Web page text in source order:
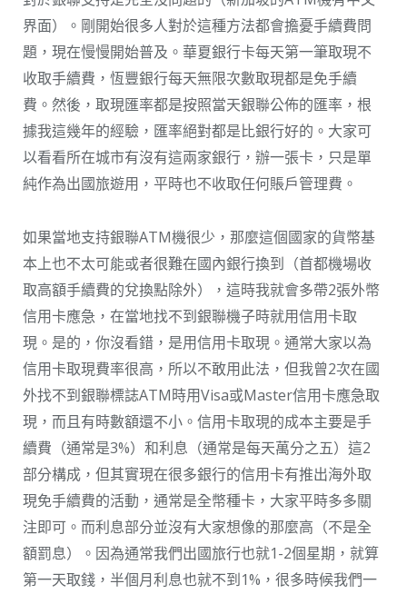
界面）。剛開始很多人對於這種方法都會擔憂手續費問
題，現在慢慢開始普及。華夏銀行卡每天第一筆取現不
收取手續費，恆豐銀行每天無限次數取現都是免手續
費。然後，取現匯率都是按照當天銀聯公佈的匯率，根
據我這幾年的經驗，匯率絕對都是比銀行好的。大家可
以看看所在城市有沒有這兩家銀行，辦一張卡，只是單
純作為出國旅遊用，平時也不收取任何賬戶管理費。
如果當地支持銀聯ATM機很少，那麼這個國家的貨幣基
本上也不太可能或者很難在國內銀行換到（首都機場收
取高額手續費的兌換點除外），這時我就會多帶2張外幣
信用卡應急，在當地找不到銀聯機子時就用信用卡取
現。是的，你沒看錯，是用信用卡取現。通常大家以為
信用卡取現費率很高，所以不敢用此法，但我曾2次在國
外找不到銀聯標誌ATM時用Visa或Master信用卡應急取
現，而且有時數額還不小。信用卡取現的成本主要是手
續費（通常是3%）和利息（通常是每天萬分之五）這2
部分構成，但其實現在很多銀行的信用卡有推出海外取
現免手續費的活動，通常是全幣種卡，大家平時多多關
注即可。而利息部分並沒有大家想像的那麼高（不是全
額罰息）。因為通常我們出國旅行也就1-2個星期，就算
第一天取錢，半個月利息也就不到1%，很多時候我們一